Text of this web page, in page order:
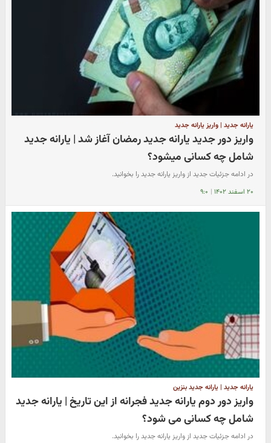
یارانه جدید | واریز یارانه جدید
واریز دور جدید یارانه جدید رمضان آغاز شد | یارانه جدید
شامل چه کسانی میشود؟
در ادامه جزئیات جدید از واریز یارانه جدید را بخوانید.
۲۰ اسفند ۱۴۰۲ | ۹:۰
یارانه جدید | یارانه جدید بنزین
واریز دور دوم یارانه جدید فجرانه از این تاریخ | یارانه جدید
شامل چه کسانی می شود؟
در ادامه جزئیات جدید از واریز یارانه جدید را بخوانید.